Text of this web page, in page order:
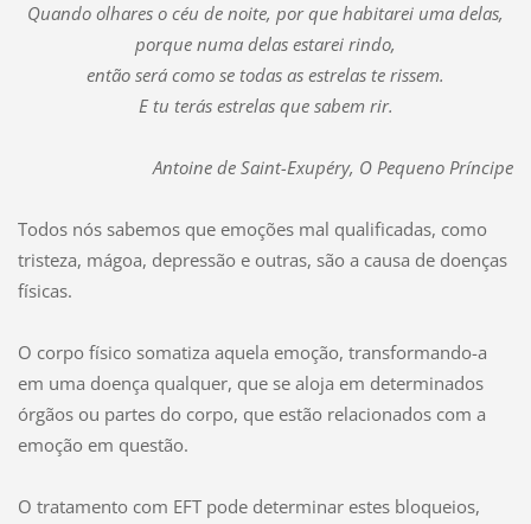
Quando olhares o céu de noite, por que habitarei uma delas,
porque numa delas estarei rindo,
então será como se todas as estrelas te rissem.
E tu terás estrelas que sabem rir.
Antoine de Saint-Exupéry, O Pequeno Príncipe
Todos nós sabemos que emoções mal qualificadas, como
tristeza, mágoa, depressão e outras, são a causa de doenças
físicas.
O corpo físico somatiza aquela emoção, transformando-a
em uma doença qualquer, que se aloja em determinados
órgãos ou partes do corpo, que estão relacionados com a
emoção em questão.
O tratamento com EFT pode determinar estes bloqueios,